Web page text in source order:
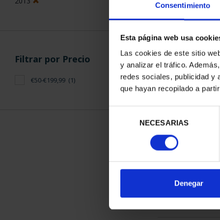
Consentimiento
Esta página web usa
Las cookies de este sitio
y analizar el tráfico.
redes sociales, publicidad y
que hayan recopilado a
consentimiento
NECESARIAS
Denegar
Filtrar por Precio
€50-€199,99 (1)
EL
ORDENAR POR: